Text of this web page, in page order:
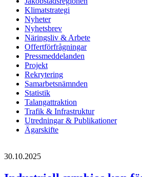
Klimatstrategi
Nyheter
Nyhetsbrev
Näringsliv & Arbete
Offertförfrågningar
Pressmeddelanden
Projekt
Rekrytering
Samarbetsnämnden
Statistik
Talangattraktion
Trafik & Infrastruktur
Utredningar & Publikationer
Ägarskifte
30.10.2025